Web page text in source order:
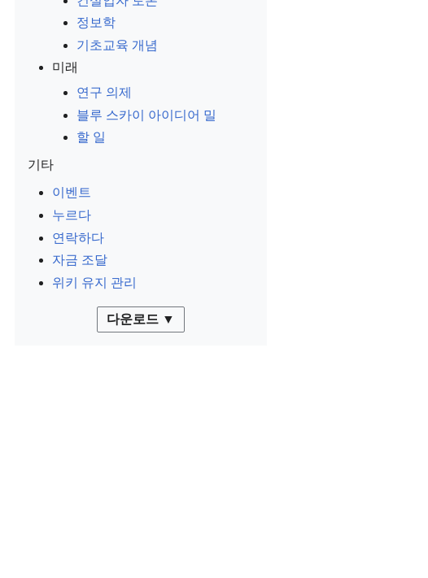
정보학
기초교육 개념
미래
연구 의제
블루 스카이 아이디어 밀
할 일
기타
이벤트
누르다
연락하다
자금 조달
위키 유지 관리
다운로드 ▼